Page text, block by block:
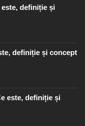
definiție și
definiție și concept
este, definiție și